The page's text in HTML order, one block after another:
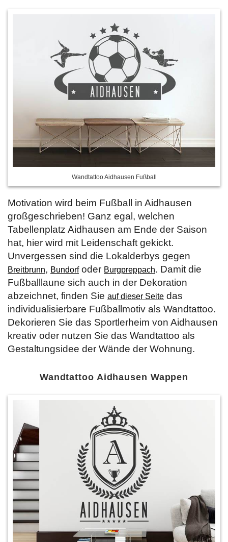
Wandtattoo Aidhausen Fußball
Motivation wird beim Fußball in Aidhausen
großgeschrieben! Ganz egal, welchen
Tabellenplatz Aidhausen am Ende der Saison
hat, hier wird mit Leidenschaft gekickt.
Unvergessen sind die Lokalderbys gegen
Breitbrunn, Bundorfoder Burgpreppach. Damit die
Fußballlaune sich auch in der Dekoration
abzeichnet, finden Sie auf dieser Seite das
individualisierbare Fußballmotiv als Wandtattoo.
Dekorieren Sie das Sportlerheim von Aidhausen
kreativ oder nutzen Sie das Wandtattoo als
Gestaltungsidee der Wände der Wohnung.
Wandtattoo Aidhausen Wappen